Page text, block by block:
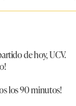
de hoy, UCV.
los 90 minutos!